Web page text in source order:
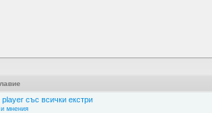
player със всички екстри
мнения